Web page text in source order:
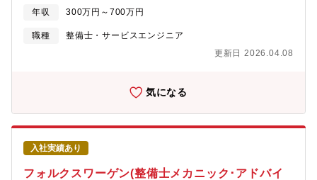
の接客などは発生致しません。整備に対して集中できる環境で
す。【具体的には】■点検業務：ハンドル操作やブレーキの利き、
ベルトやオイルの劣化などをチェックし、問題がある箇所の修
どの為、問題がある箇所の修理、部品交換を行います。■国産車の
ができる点も魅力です。これまでの知識・技術を生かし、幅広
く、深いスキルを身に付け、成長できる環境です。【配属先情
報】フォルクスワーゲン広島平和大通り
年収 300万円～700万円
職種
整備士・サービスエンジニア
更新日 2026.04.08
気になる
入社実績あり
フォルクスワーゲン(整備士メカニック･アドバイ